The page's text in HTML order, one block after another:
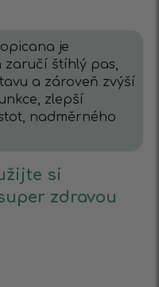
je
zaručí štíhlý pas,
a zároveň zvýší
zlepší
nadměrného
si
zdravou